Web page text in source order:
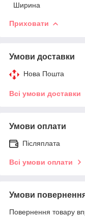
Ширина
Приховати
Умови доставки
Нова Пошта
Всі умови доставки
Умови оплати
Післяплата
Всі умови оплати
Умови
Повернення товару